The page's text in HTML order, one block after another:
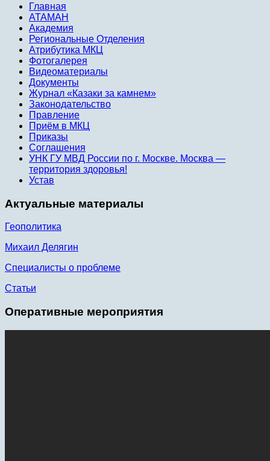
Главная
АТАМАН
Академия
Региональные Отделения
Атрибутика МКЦ
Фотогалерея
Видеоматериалы
Документы
Журнал «Казаки за камнем»
Законодательство
Правление
Приём в МКЦ
Приказы
Соглашения
УНК ГУ МВД России по г. Москве. Москва —
территория здоровья!
Устав
Актуальные материалы
Геополитика
Михаил Делягин
Специалисты о проблеме
Статьи
Оперативные мероприятия